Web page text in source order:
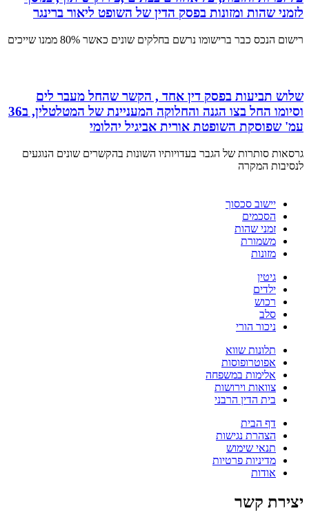
לזמני שהות ומזונות בפסק הדין של השופט ליאור ברינגר
רישום הנכס כבר ברישומו נרשם בחלקים שונים כאשר 80% ממנו שייכים
שלוש תביעות בפסק דין אחד , הקשר שהחל מעבר לים
וסיומו החל בצו הגנה והחלוקה המעניינת של המטלטלין, ב36
עמ' שפוסקת השופטת אורית אביגיל יהלומי
גרסאות סותרות של הגבר בעדויותיו השונות בהקשרים שונים הנוגעים
לנסיבות המקרה
יישוב סכסוך
הסכמים
זמני שהות
משמורת
מזונות
גיטין
ילדים
רכוש
סלב
ניכור הורי
תלונות שווא
אפוטרופוסות
אלימות במשפחה
צוואות וירושות
בית הדין הרבני
דף הבית
הצהרת נגישות
תנאי שימוש
מדיניות פרטיות
אודות
יצירת קשר